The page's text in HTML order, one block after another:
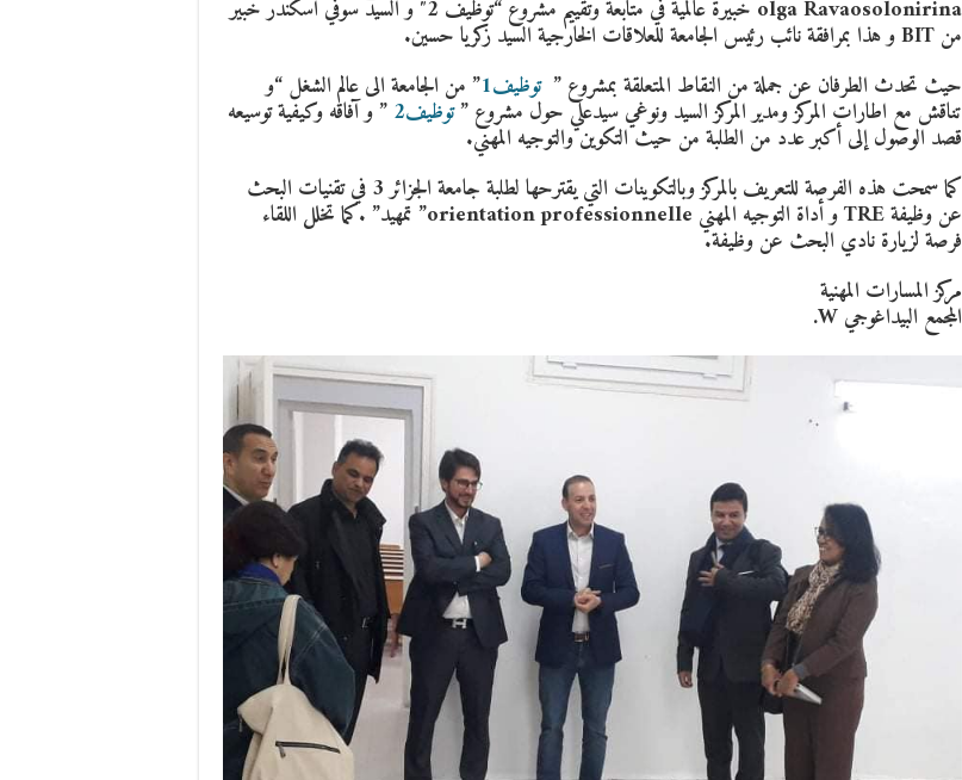
olga Ravaosolonirina خبيرة عالمية في متابعة وتقييم مشروع “توظيف 2″ و السيد سوفي اسكندر خبير
من BIT و هذا بمرافقة نائب رئيس الجامعة للعلاقات الخارجية السيد زكريا حسين.
حيث تحدث الطرفان عن جملة من النقاط المتعلقة بمشروع ”توظيف1 ” من الجامعة الى عالم الشغل “و
تناقش مع اطارات المركز ومدير المركز السيد ونوغي سيدعلي حول مشروع ”توظيف2 ” و آفاقه وكيفية توسيعه
قصد الوصول إلى أكبر عدد من الطلبة من حيث التكوين والتوجيه المهني.
كما سمحت هذه الفرصة للتعريف بالمركز وبالتكوينات التي يقترحها لطلبة جامعة الجزائر 3 في تقنيات البحث
عن وظيفة TRE و أداة التوجيه المهني orientation professionnelle” تمهيد” .كما تخلل اللقاء
فرصة لزيارة نادي البحث عن وظيفة.
مركز المسارات المهنية
المجمع البيداغوجي W.